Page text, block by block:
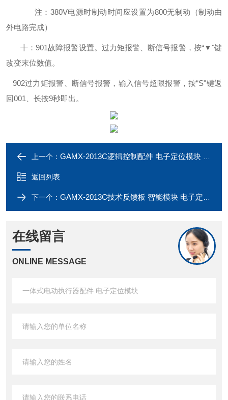
注： 380V电源时制动时间应设置为800无制动（制动由
外电路完成）
十：901故障报警设置。过力矩报警、断信号报警，按“▼"键
改变末位数值。
902过力矩报警、断信号报警，输入信号超限报警，按“S"键返
回001 、长按9秒即出。
上一个： GAMX-2013C逻辑控制配件 电子定位模块 智能模块
返回列表
下一个： GAMX-2013C技术反馈板 智能模块 电子定位模块
在线留言
ONLINE MESSAGE